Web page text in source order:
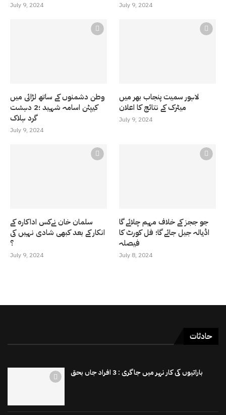
July 9, 2024 July 9, 2024
وطن دشمنوں کے ساتھ لڑائی میں
کیپٹن اسامہ شہید ؛2 دہشت
گرد ہلاک
July 9, 2024
لاہور سمیت پنجاب بھر میں
میٹرک کے نتائج کا اعلان
July 9, 2024
سلمان خان نےکس اداکارہ کے
انکار کے بعد کبھی شادی نہیں کی
؟
July 9, 2024
جو ججز کے خلاف مہم چلائے گا
اڈیالہ جیل جائے گا؛ فل کورٹ کا
فیصلہ
July 8, 2024
حادثات
باراتیوں کی کار نہر میں جاگری : 3 افراد جاں بحق